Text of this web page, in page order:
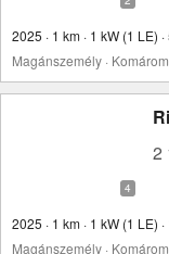
2025 · 1 km · 1 kW (1 LE) ·
Magánszemély ·
2
2025 · 1 km · 1 kW (1 LE)
Magánszemély ·